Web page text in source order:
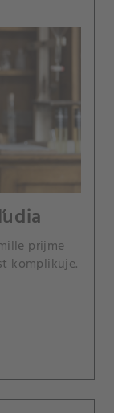
prijme
komplikuje.